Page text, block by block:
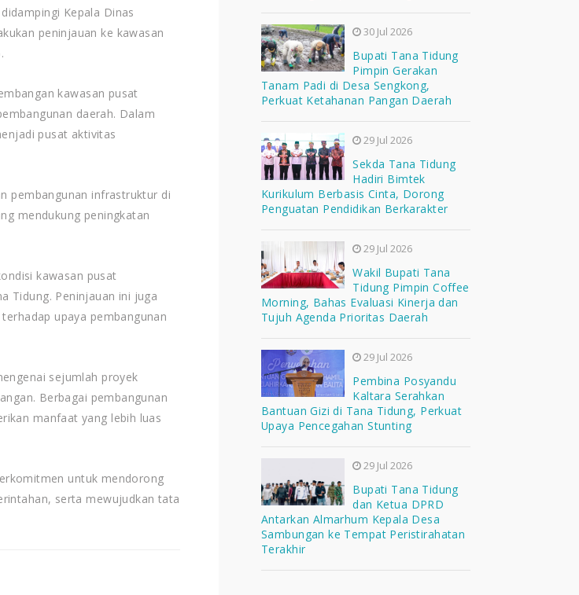
Kepala Dinas
peninjauan ke kawasan
kawasan pusat
daerah. Dalam
pusat aktivitas
pembangunan infrastruktur di
mendukung peningkatan
kawasan pusat
Tidung. Peninjauan ini juga
upaya pembangunan
sejumlah proyek
Berbagai pembangunan
manfaat yang lebih luas
untuk mendorong
serta mewujudkan tata
30 Jul 2026
Bupati Tana Tidung
Pimpin Gerakan
Tanam Padi di Desa Sengkong,
Perkuat Ketahanan Pangan Daerah
29 Jul 2026
Sekda Tana Tidung
Hadiri Bimtek
Kurikulum Berbasis Cinta, Dorong
Penguatan Pendidikan Berkarakter
29 Jul 2026
Wakil Bupati Tana
Tidung Pimpin Coffee
Morning, Bahas Evaluasi Kinerja dan
Tujuh Agenda Prioritas Daerah
29 Jul 2026
Pembina Posyandu
Kaltara Serahkan
Bantuan Gizi di Tana Tidung, Perkuat
Upaya Pencegahan Stunting
29 Jul 2026
Bupati Tana Tidung
dan Ketua DPRD
Antarkan Almarhum Kepala Desa
Sambungan ke Tempat Peristirahatan
Terakhir